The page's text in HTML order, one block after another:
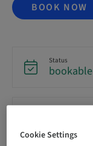
BOOK NOW
Status
bookable
Cookie Settings